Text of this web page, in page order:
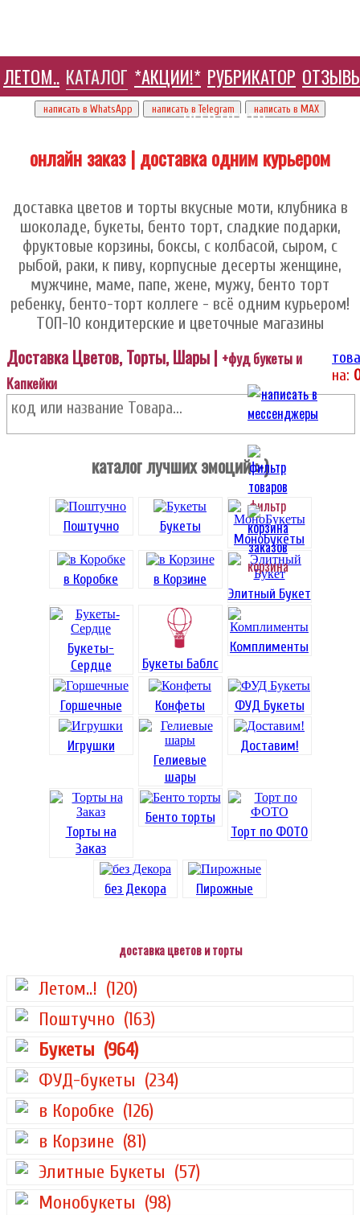
ЛЕТОМ.. КАТАЛОГ *АКЦИИ!* РУБРИКАТОР
HELP ЦЕНТР
+7 905 410 70 10
написать в WhatsApp написать в Telegram написать в МАХ
онлайн заказ | доставка одним курьером
доставка цветов и торты вкусные моти, клубника в
шоколаде, букеты, бенто торт, сладкие подарки,
фруктовые корзины, боксы, с колбасой, сыром, с
рыбой, раки, к пиву, корпусные десерты женщине,
мужчине, маме, папе, жене, мужу, бенто торт
ребенку, бенто-торт коллеге - всё одним курьером!
ТОП-10 кондитерские и цветочные магазины
на:
фильтр
корзина
Доставка Цветов, Торты, Шары | +фуд букеты и
Капкейки
каталог лучших эмоций :-)
Поштучно Букеты
МоноБукеты
в Коробке
в Корзине
Элитный Букет
Букеты-
Сердце
Букеты Баблс
Комплименты
Горшечные Конфеты ФУД Букеты
Игрушки
Гелиевые
шары
Доставим!
Торты на
Заказ
Бенто торты
Торт по ФОТО
без Декора Пирожные
доставка цветов и торты
Летом..! (120)
Поштучно (163)
Букеты (964)
ФУД-букеты (234)
в Коробке (126)
в Корзине (81)
Элитные Букеты (57)
Монобукеты (98)